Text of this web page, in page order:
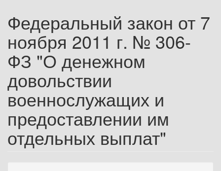
Федеральный закон от 7
ноября 2011 г. № 306-
ФЗ "О денежном
довольствии
военнослужащих и
предоставлении им
отдельных выплат"